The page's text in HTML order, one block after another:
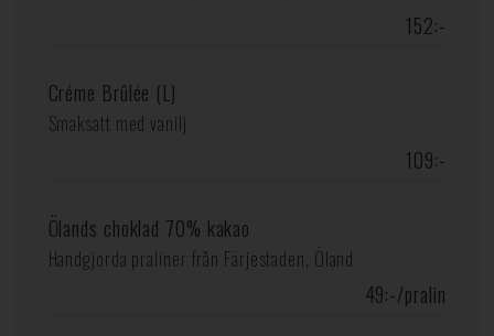
152:-
Créme Brûlée (L)
Smaksatt med vanilj
109:-
Ölands choklad 70% kakao
Handgjorda praliner från Färjestaden, Öland
49:-/pralin